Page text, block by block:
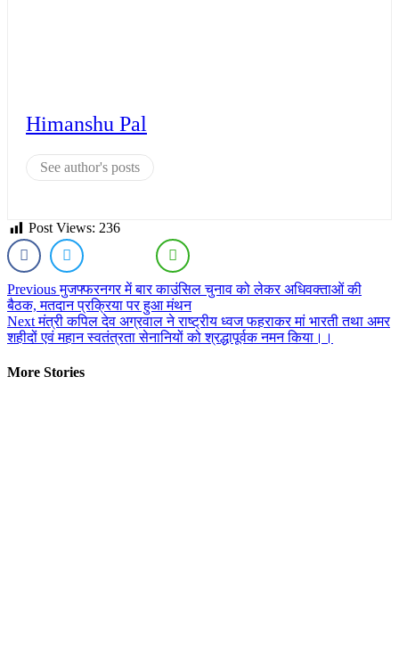
Himanshu Pal
See author's posts
Post Views: 236
Continue
Reading
Previousमुजफ्फरनगर में बार काउंसिल चुनाव को लेकर अधिवक्ताओं की
बैठक, मतदान प्रक्रिया पर हुआ मंथन
Nextमंत्री कपिल देव अग्रवाल ने राष्ट्रीय ध्वज फहराकर मां भारती तथा अमर
शहीदों एवं महान स्वतंत्रता सेनानियों को श्रद्धापूर्वक नमन किया।।
More Stories